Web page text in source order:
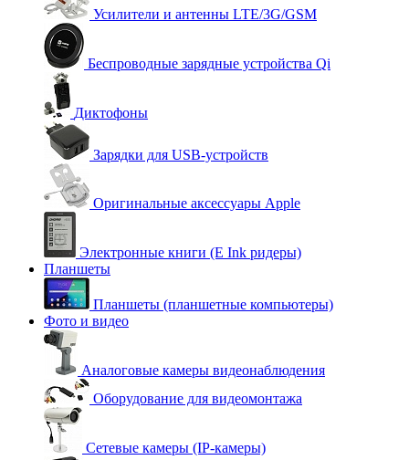
Усилители и антенны LTE/3G/GSM
Беспроводные зарядные устройства Qi
Диктофоны
Зарядки для USB-устройств
Оригинальные аксессуары Apple
Электронные книги (E Ink ридеры)
Планшеты
Планшеты (планшетные компьютеры)
Фото и видео
Аналоговые камеры видеонаблюдения
Оборудование для видеомонтажа
Сетевые камеры (IP-камеры)